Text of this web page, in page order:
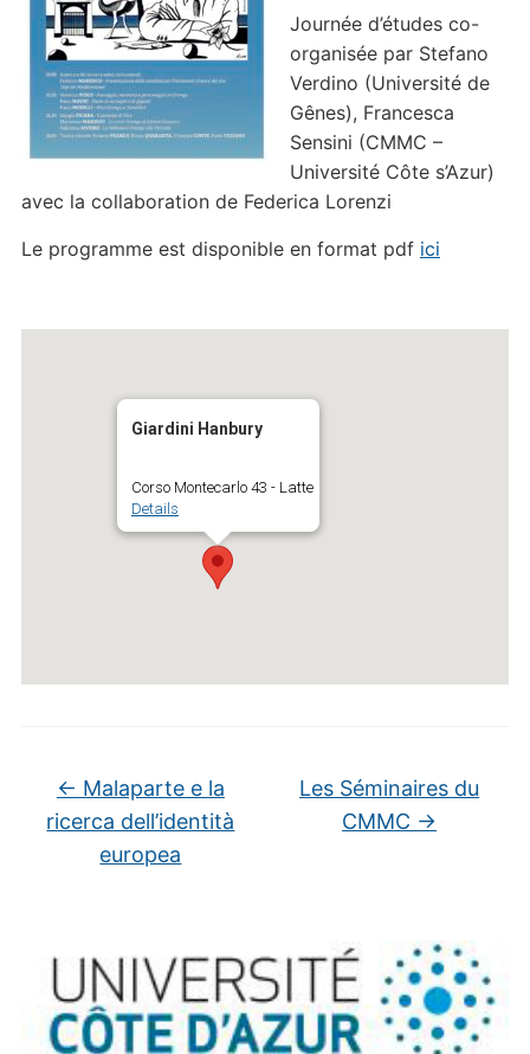
Journée d’études co-
organisée par Stefano
Verdino (Université de
Gênes), Francesca
Sensini (CMMC –
Université Côte s’Azur)
avec la collaboration de Federica Lorenzi
Le programme est disponible en format pdf ici
Giardini Hanbury
Corso Montecarlo 43 - Latte
Details
← Malaparte e la
ricerca dell’identità
europea
Les Séminaires du
CMMC →